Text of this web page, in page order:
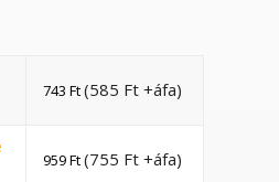
743Ft(585 Ft +áfa)
959Ft(755 Ft +áfa)